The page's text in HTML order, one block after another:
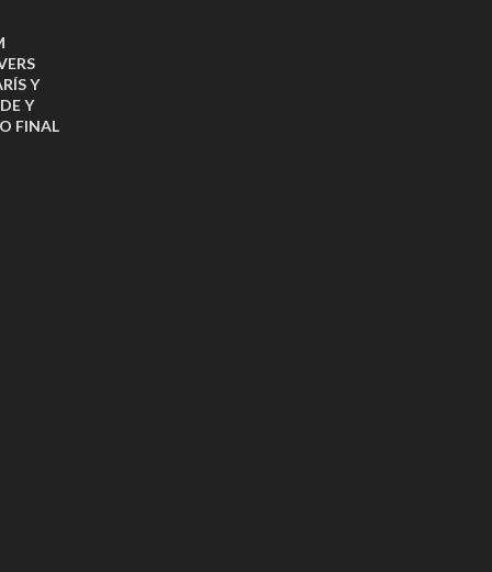
Y
Y
FINAL